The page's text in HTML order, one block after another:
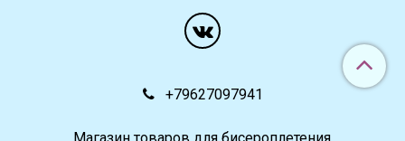
+79627097941